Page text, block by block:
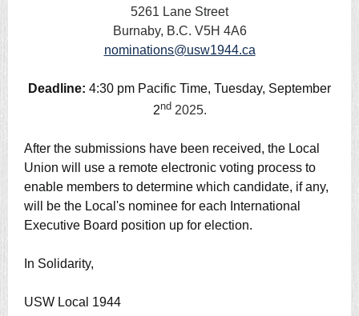
5261 Lane Street
Burnaby, B.C. V5H 4A6
nominations@usw1944.ca
Deadline: 4:30 pm Pacific Time, Tuesday, September
2nd2025.
After the submissions have been received, the Local
Union will use a remote electronic voting process to
enable members to determine which candidate, if any,
will be the Local's nominee for each International
Executive Board position up for election.
In Solidarity,
USW Local 1944